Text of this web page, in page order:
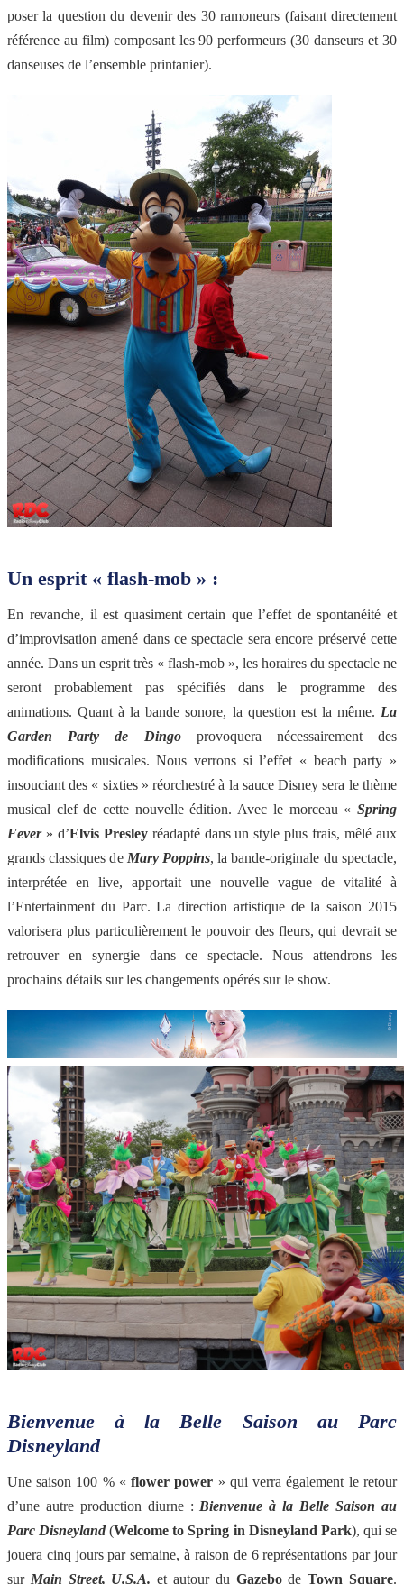
poser la question du devenir des 30 ramoneurs (faisant directement
référence au film) composant les 90 performeurs (30 danseurs et 30
danseuses de l’ensemble printanier).
Un esprit « flash-mob » :
En revanche, il est quasiment certain que l’effet de spontanéité et
d’improvisation amené dans ce spectacle sera encore préservé cette
année. Dans un esprit très « flash-mob », les horaires du spectacle ne
seront probablement pas spécifiés dans le programme des
animations. Quant à la bande sonore, la question est la même. La
Garden Party de Dingoprovoquera nécessairement des
modifications musicales. Nous verrons si l’effet « beach party »
insouciant des « sixties » réorchestré à la sauce Disney sera le thème
musical clef de cette nouvelle édition. Avec le morceau « Spring
Fever» d’Elvis Presleyréadapté dans un style plus frais, mêlé aux
grands classiques de Mary Poppins, la bande-originale du spectacle,
interprétée en live, apportait une nouvelle vague de vitalité à
l’Entertainment du Parc. La direction artistique de la saison 2015
valorisera plus particulièrement le pouvoir des fleurs, qui devrait se
retrouver en synergie dans ce spectacle. Nous attendrons les
prochains détails sur les changements opérés sur le show.
Bienvenue à la Belle Saison au Parc
Disneyland
Une saison 100 % «flower power » qui verra également le retour
d’une autre production diurne : Bienvenue à la Belle Saison au
Parc Disneyland (Welcome to Spring in Disneyland Park), qui se
jouera cinq jours par semaine, à raison de 6 représentations par jour
sur Main Street, U.S.A. et autour du GazebodeTown Square.